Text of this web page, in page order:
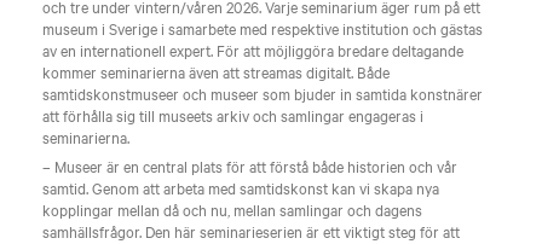
och tre under vintern/våren 2026. Varje seminarium äger rum på ett
museum i Sverige i samarbete med respektive institution och gästas
av en internationell expert. För att möjliggöra bredare deltagande
kommer seminarierna även att streamas digitalt. Både
samtidskonstmuseer och museer som bjuder in samtida konstnärer
att förhålla sig till museets arkiv och samlingar engageras i
seminarierna.
– Museer är en central plats för att förstå både historien och vår
samtid. Genom att arbeta med samtidskonst kan vi skapa nya
kopplingar mellan då och nu, mellan samlingar och dagens
samhällsfrågor. Den här seminarieserien är ett viktigt steg för att